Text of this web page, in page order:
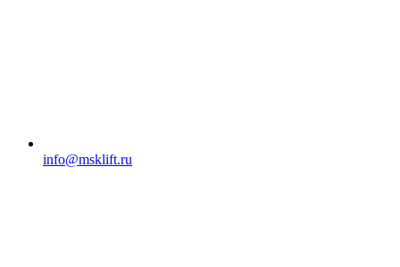
info@msklift.ru